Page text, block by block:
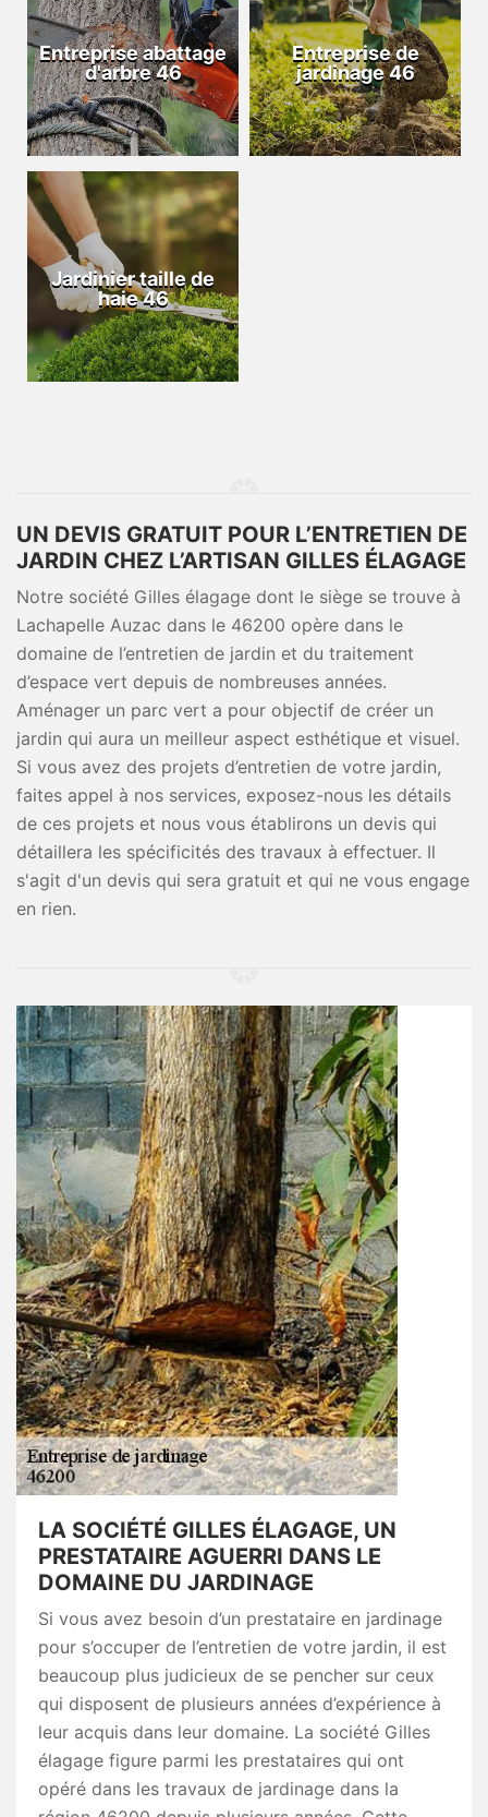
Entreprise abattage
d'arbre 46
Entreprise de
jardinage 46
Jardinier taille de
haie 46
UN DEVIS GRATUIT POUR L’ENTRETIEN DE
JARDIN CHEZ L’ARTISAN GILLES ÉLAGAGE
Notre société Gilles élagage dont le siège se trouve à
Lachapelle Auzac dans le 46200 opère dans le
domaine de l’entretien de jardin et du traitement
d’espace vert depuis de nombreuses années.
Aménager un parc vert a pour objectif de créer un
jardin qui aura un meilleur aspect esthétique et visuel.
Si vous avez des projets d’entretien de votre jardin,
faites appel à nos services, exposez-nous les détails
de ces projets et nous vous établirons un devis qui
détaillera les spécificités des travaux à effectuer. Il
s'agit d'un devis qui sera gratuit et qui ne vous engage
en rien.
LA SOCIÉTÉ GILLES ÉLAGAGE, UN
PRESTATAIRE AGUERRI DANS LE
DOMAINE DU JARDINAGE
Si vous avez besoin d’un prestataire en jardinage
pour s’occuper de l’entretien de votre jardin, il est
beaucoup plus judicieux de se pencher sur ceux
qui disposent de plusieurs années d’expérience à
leur acquis dans leur domaine. La société Gilles
élagage figure parmi les prestataires qui ont
opéré dans les travaux de jardinage dans la